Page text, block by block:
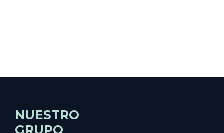
NUESTRO
GRUPO